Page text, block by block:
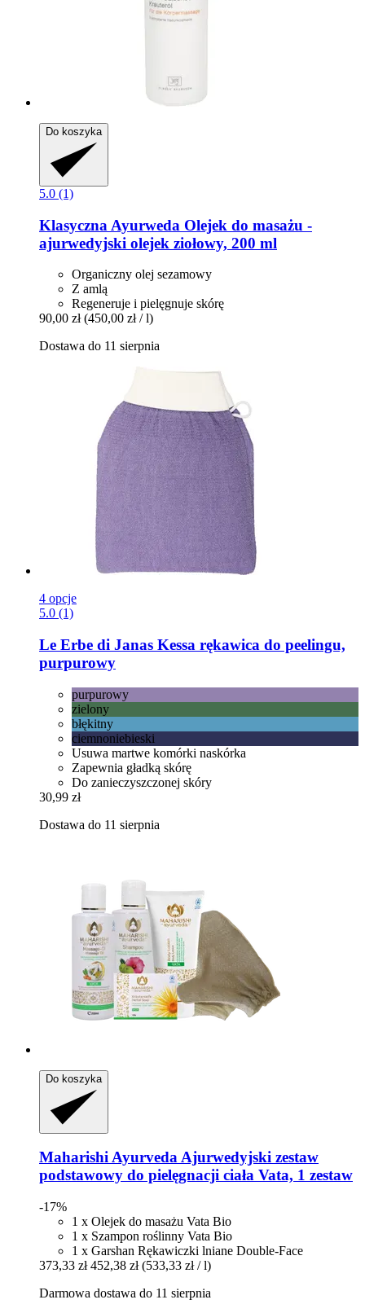
Do koszyka
5.0 (1)
Klasyczna Ayurweda Olejek do masażu -​
ajurwedyjski olejek ziołowy, 200 ml
Organiczny olej sezamowy
Z amlą
Regeneruje i pielęgnuje skórę
90,00 zł (450,00 zł / l)
Dostawa do 11 sierpnia
4 opcje
5.0 (1)
Le Erbe di Janas Kessa rękawica do peelingu,
purpurowy
purpurowy
zielony
błękitny
ciemnoniebieski
Usuwa martwe komórki naskórka
Zapewnia gładką skórę
Do zanieczyszczonej skóry
30,99 zł
Dostawa do 11 sierpnia
Do koszyka
Maharishi AyurvedaAjurwedyjski zestaw
podstawowy do pielęgnacji ciała Vata, 1 zestaw
-17%
1 x Olejek do masażu Vata Bio
1 x Szampon roślinny Vata Bio
1 x Garshan Rękawiczki lniane Double-Face
373,33 zł 452,38 zł (533,33 zł / l)
Darmowa dostawa do 11 sierpnia